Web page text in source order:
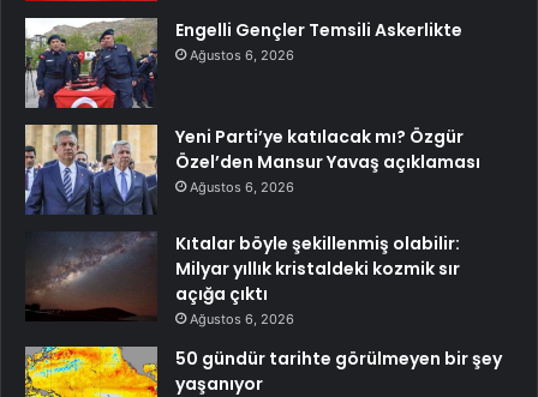
Engelli Gençler Temsili Askerlikte
Ağustos 6, 2026
Yeni Parti’ye katılacak mı? Özgür
Özel’den Mansur Yavaş açıklaması
Ağustos 6, 2026
Kıtalar böyle şekillenmiş olabilir:
Milyar yıllık kristaldeki kozmik sır
açığa çıktı
Ağustos 6, 2026
50 gündür tarihte görülmeyen bir şey
yaşanıyor